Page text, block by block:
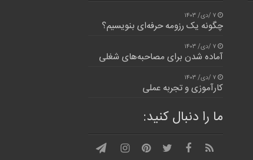
۷ /دی/ ۱۴۰۳
چگونه یک رزومه حرفه‌ای بنویسیم؟
۷ /دی/ ۱۴۰۳
آماده شدن برای مصاحبه‌های شغلی
۷ /دی/ ۱۴۰۳
کارآموزی و تجربه عملی
ما را دنبال کنید: